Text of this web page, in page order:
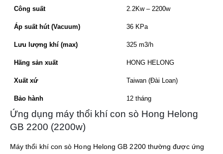
Công suất 2.2Kw – 2200w
Áp suất hút (Vacuum) 36 KPa
Lưu lượng khí (max) 325 m3/h
Hãng sản xuất HONG HELONG
Xuất xứ Taiwan (Đài Loan)
Bảo hành 12 tháng
Ứng dụng máy thổi khí con sò Hong Helong
GB 2200 (2200w)
Máy thổi khí con sò Hong Helong GB 2200 thường được ứng